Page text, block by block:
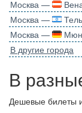
Москва —
Москва —
Москва —
В другие города
В
Дешевые билеты